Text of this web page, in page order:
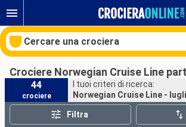
Cercare una crociera
Le nostre destinazioni
Crociere Norwegian Cruise Line
44
crociere
I tuoi criteri di ricerca:
Norwegian Cruise Line -
Filtra